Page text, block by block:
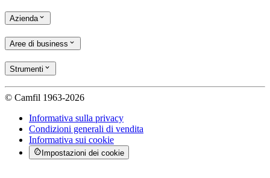
Azienda
Aree di business
Strumenti
© Camfil 1963-2026
Informativa sulla privacy
Condizioni generali di vendita
Informativa sui cookie
Impostazioni dei cookie